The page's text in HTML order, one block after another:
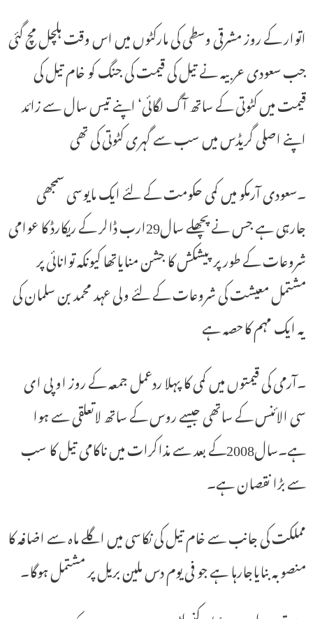
اتوار کے روز مشرقی وسطی کی مارکٹوں میں اس وقت ہلچل مچ گئی
جب سعودی عربیہ نے تیل کی قیمت کی جنگ کو خام تیل کی
قیمت میں کٹوتی کے ساتھ آگ لگائی‘ اپنے تیس سال سے زائد
اپنے اصلی گریڈس میں سب سے گہری کٹوتی کی تھی
۔سعودی آرمکو میں کمی حکومت کے لئے ایک مایوسی سمجھی
جارہی ہے جس نے پچھلے سال29ارب ڈالر کے ریکارڈ کا عوامی
شروعات کے طور پر پیشکش کا جشن منایاتھا کیونکہ توانائی پر
مشتمل معیشت کی شروعات کے لئے ولی عہد محمد بن سلمان کی
یہ ایک مہم کاحصہ ہے
۔آرمی کی قیمتوں میں کمی کا پہلا ردعمل جمعہ کے روز او پی ای
سی الائنس کے ساتھی جیسے روس کے ساتھ لاتعلقی سے ہوا
ہے۔سال2008کے بعد سے مذاکرات میں ناکامی تیل کا سب
سے بڑا نقصان ہے۔
مملکت کی جانب سے خام تیل کی نکاسی میں اگلے ماہ سے اضافہ کا
منصوبہ بنایاجارہا ہے جو فی یوم دس ملین بریل پر مشتمل ہوگا۔